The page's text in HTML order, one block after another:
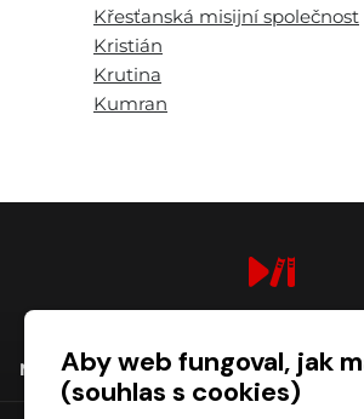
Křesťanská misijní společnost
Kristián
Krutina
Kumran
NÁKUPAby web fungoval, jak
(souhlas s cookies)